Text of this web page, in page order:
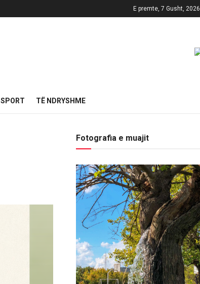
E premte, 7 Gusht, 2026
SPORT TË NDRYSHME
Fotografia e muajit